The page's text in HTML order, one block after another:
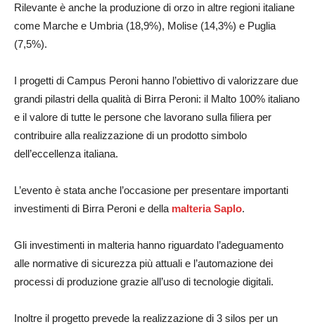
Rilevante è anche la produzione di orzo in altre regioni italiane
come Marche e Umbria (18,9%), Molise (14,3%) e Puglia
(7,5%).
I progetti di Campus Peroni hanno l’obiettivo di valorizzare due
grandi pilastri della qualità di Birra Peroni: il Malto 100% italiano
e il valore di tutte le persone che lavorano sulla filiera per
contribuire alla realizzazione di un prodotto simbolo
dell’eccellenza italiana.
L’evento è stata anche l’occasione per presentare importanti
investimenti di Birra Peroni e della malteria Saplo.
Gli investimenti in malteria hanno riguardato l’adeguamento
alle normative di sicurezza più attuali e l’automazione dei
processi di produzione grazie all’uso di tecnologie digitali.
Inoltre il progetto prevede la realizzazione di 3 silos per un